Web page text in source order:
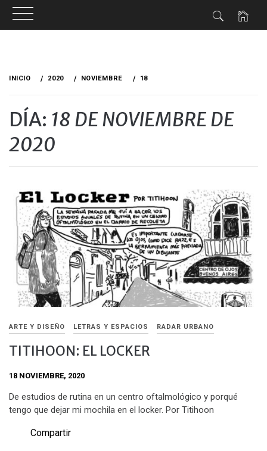
INICIO 2020 NOVIEMBRE 18
DÍA: 18 DE NOVIEMBRE DE
2020
ARTE Y DISEÑO LETRAS Y ESPACIOS RADAR URBANO
TITIHOON: EL LOCKER
18 NOVIEMBRE, 2020
De estudios de rutina en un centro oftalmológico y porqué
tengo que dejar mi mochila en el locker. Por Titihoon
Compartir